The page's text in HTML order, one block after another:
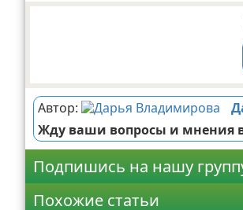
Автор:
Жду ваши вопросы и мнения
Подпишись на нашу
Похожие статьи